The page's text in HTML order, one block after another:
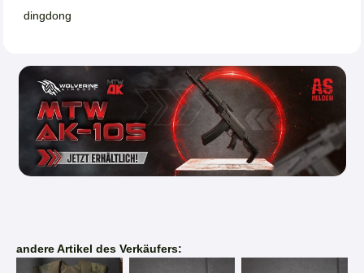
dingdong
andere Artikel des Verkäufers: